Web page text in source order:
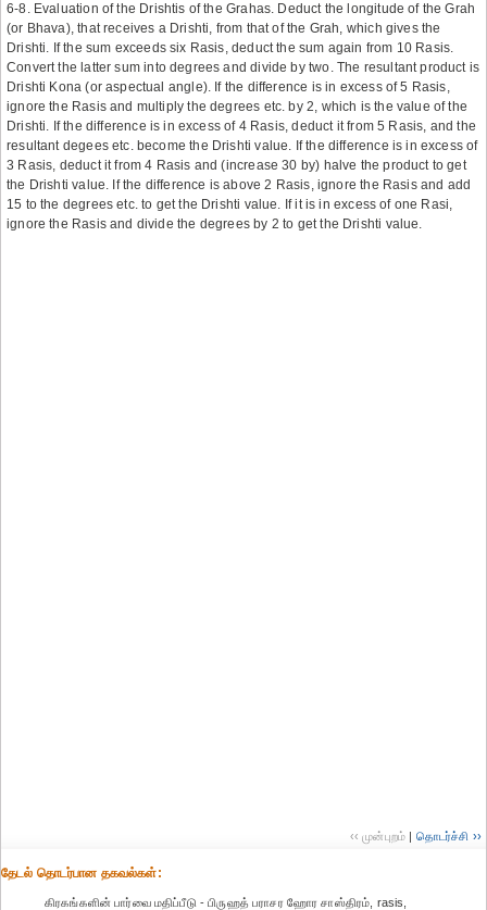
6-8. Evaluation of the Drishtis of the Grahas. Deduct the longitude of the Grah
(or Bhava), that receives a Drishti, from that of the Grah, which gives the
Drishti. If the sum exceeds six Rasis, deduct the sum again from 10 Rasis.
Convert the latter sum into degrees and divide by two. The resultant product is
Drishti Kona (or aspectual angle). If the difference is in excess of 5 Rasis,
ignore the Rasis and multiply the degrees etc. by 2, which is the value of the
Drishti. If the difference is in excess of 4 Rasis, deduct it from 5 Rasis, and the
resultant degees etc. become the Drishti value. If the difference is in excess of
3 Rasis, deduct it from 4 Rasis and (increase 30 by) halve the product to get
the Drishti value. If the difference is above 2 Rasis, ignore the Rasis and add
15 to the degrees etc. to get the Drishti value. If it is in excess of one Rasi,
ignore the Rasis and divide the degrees by 2 to get the Drishti value.
‹‹ முன்புறம் | தொடர்ச்சி ››
தேட‌ல் தொட‌ர்பான தகவ‌ல்க‌ள்:
கிரகங்களின் பார்வை மதிப்பீடு - பிருஹத் பராசர ஹோர சாஸ்திரம், rasis,